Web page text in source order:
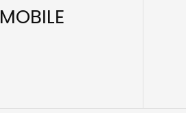
MOBILE